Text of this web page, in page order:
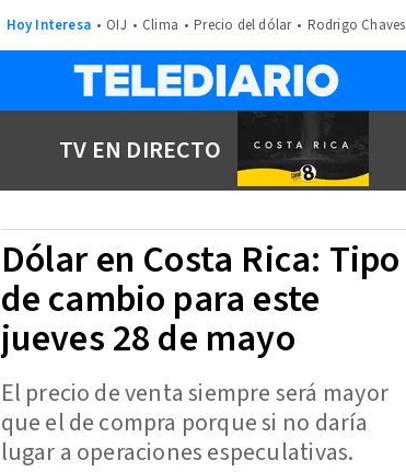
Hoy Interesa OIJ Clima Precio del dólar Rodrigo Chaves
TV EN DIRECTO
Dólar en Costa Rica: Tipo
de cambio para este
jueves 28 de mayo
El precio de venta siempre será mayor
que el de compra porque si no daría
lugar a operaciones especulativas.